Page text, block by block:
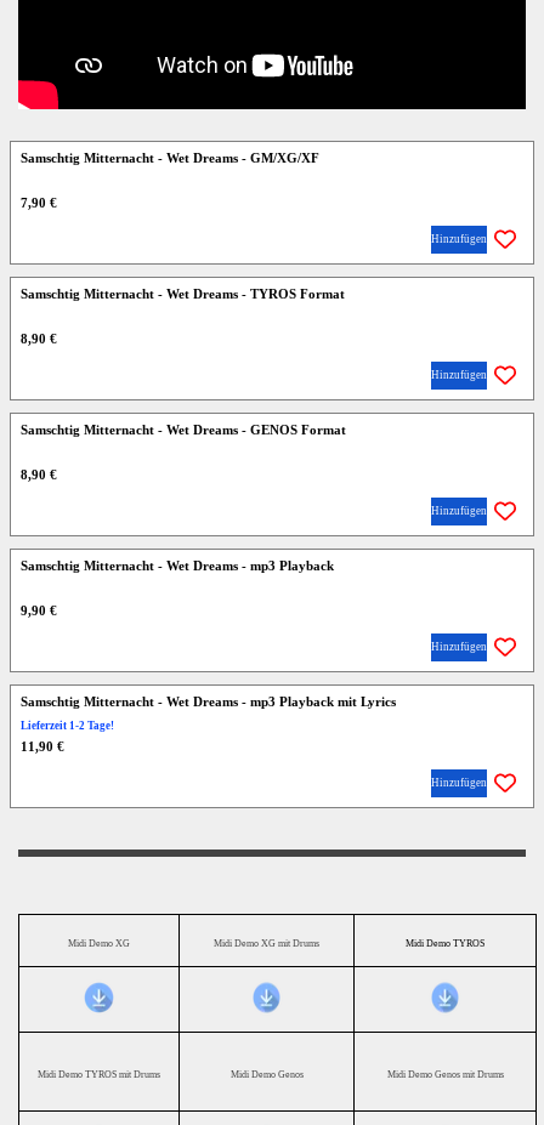
Samschtig Mitternacht - Wet Dreams - GM/XG/XF
7,90 €
Hinzufügen
Samschtig Mitternacht - Wet Dreams - TYROS Format
8,90 €
Hinzufügen
Samschtig Mitternacht - Wet Dreams - GENOS Format
8,90 €
Hinzufügen
Samschtig Mitternacht - Wet Dreams - mp3 Playback
9,90 €
Hinzufügen
Samschtig Mitternacht - Wet Dreams - mp3 Playback mit Lyrics
Lieferzeit 1-2 Tage!
11,90 €
Hinzufügen
Midi Demo XG Midi Demo XG mit Drums Midi Demo TYROS
Midi Demo TYROS mit Drums Midi Demo Genos Midi Demo Genos mit Drums